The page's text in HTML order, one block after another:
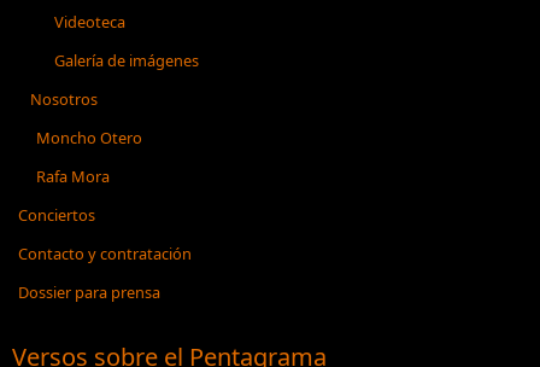
Videoteca
Galería de imágenes
Nosotros
Moncho Otero
Rafa Mora
Conciertos
Contacto y contratación
Dossier para prensa
Versos sobre el Pentagrama